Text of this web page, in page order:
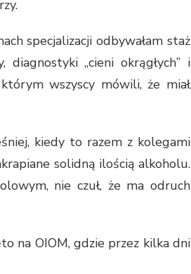
specjalizacji odbywałam staż
„cieni okrągłych” i
wszyscy mówili, że miał
kiedy to razem z kolegami
solidną ilością alkoholu.
nie czuł, że ma odruch
na OIOM, gdzie przez kilka dni